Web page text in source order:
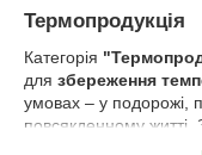
Термопродукція
Категорія
для збереження
умовах – у подорожі,
повсякденному житті.
термоізоляційним